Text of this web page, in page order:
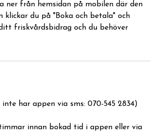
ner från hemsidan på mobilen där den
klickar du på "Boka och betala" och
friskvårdsbidrag och du behöver
har appen via sms: 070-545 2834)
innan bokad tid i appen eller via